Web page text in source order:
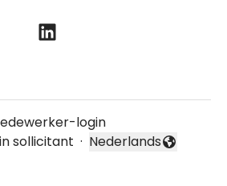
login
sollicitant · Taal wijzigen
Nederlands